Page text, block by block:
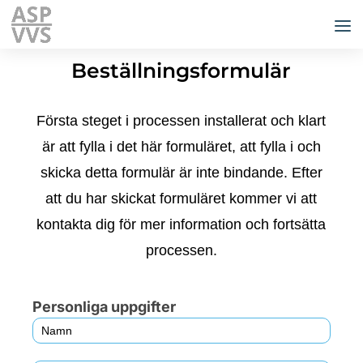
Beställningsformulär
Första steget i processen installerat och klart
är att fylla i det här formuläret, att fylla i och
skicka detta formulär är inte bindande. Efter
att du har skickat formuläret kommer vi att
kontakta dig för mer information och fortsätta
processen.
Beställningsformulär
Personliga uppgifter